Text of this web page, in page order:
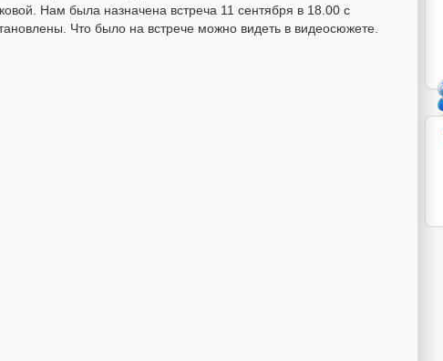
Нам была назначена встреча 11 сентября в 18.00 с
Что было на встрече можно видеть в видеосюжете.